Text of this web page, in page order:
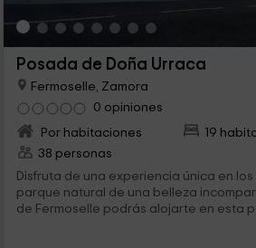
Posada de Doña Urraca
Fermoselle, Zamora
0 opiniones
Por habitaciones
19
38 personas
Disfruta de una experiencia única en
parque natural de una belleza incomparable. En la
de Fermoselle podrás alojarte en esta
de sus habitaciones, las cuales